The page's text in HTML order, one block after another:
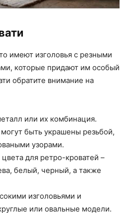
имеют изголовья с резными
которые придают им особый
обратите внимание на
или их комбинация.
быть украшены резьбой,
узорами.
для ретро-кроватей –
белый, черный, а также
изголовьями и
или овальные модели.